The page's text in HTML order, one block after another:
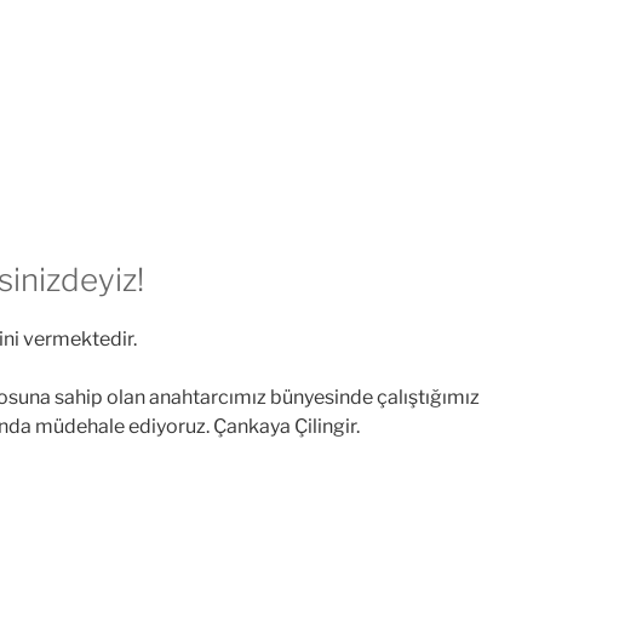
vermektedir.
sahip olan anahtarcımız bünyesinde çalıştığımız
müdehale ediyoruz. Çankaya Çilingir.